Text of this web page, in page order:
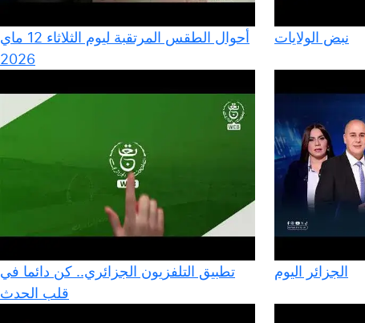
أحوال الطقس المرتقبة ليوم الثلاثاء 12 ماي
2026
نبض الولايات
تطبيق التلفزيون الجزائري.. كن دائما في
قلب الحدث
الجزائر اليوم